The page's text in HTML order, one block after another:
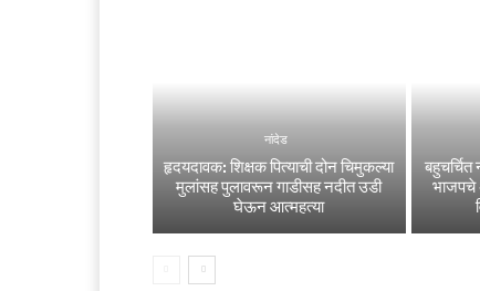
नांदेड
हृदयदावक: शिक्षक पित्याची दोन चिमुकल्या
मुलांसह पुलावरून गाडीसह नदीत उडी
घेऊन आत्महत्या
भाजपचे